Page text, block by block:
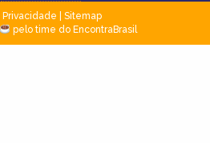
Privacidade
Sitemap
pelo time do EncontraBrasil